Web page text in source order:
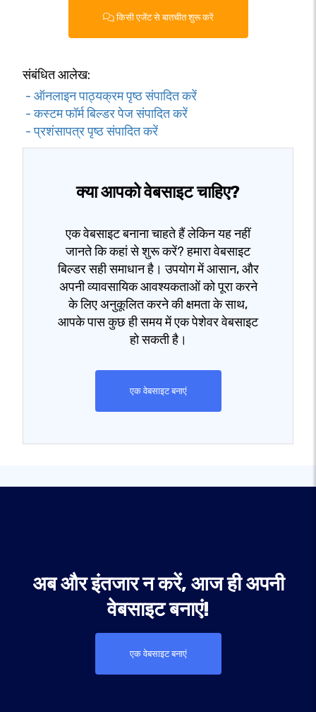
किसी एजेंट से बातचीत शुरू करें
संबंधित आलेख:
- ऑनलाइन पाठ्यक्रम पृष्ठ संपादित करें
- कस्टम फॉर्म बिल्डर पेज संपादित करें
- प्रशंसापत्र पृष्ठ संपादित करें
क्या आपको वेबसाइट चाहिए?
एक वेबसाइट बनाना चाहते हैं लेकिन यह नहीं
जानते कि कहां से शुरू करें? हमारा वेबसाइट
बिल्डर सही समाधान है। उपयोग में आसान, और
अपनी व्यावसायिक आवश्यकताओं को पूरा करने
के लिए अनुकूलित करने की क्षमता के साथ,
आपके पास कुछ ही समय में एक पेशेवर वेबसाइट
हो सकती है।
एक वेबसाइट बनाएं
अब और इंतजार न करें, आज ही अपनी
वेबसाइट बनाएं!
एक वेबसाइट बनाएं